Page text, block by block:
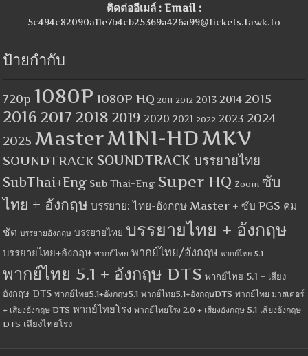
ติดต่ออีเมล์ : Email :
5c494c82090a11e7b4cb25369a426a99@tickets.tawk.to
ป้ายกำกับ
720p 1080P 1080P HQ 2011 2012 2013 2014 2015
2016 2017 2018 2019 2020 2021 2022 2023 2024
2025 MasterMINI-HDMKV
SOUNDTRACK SOUNDTRACK บรรยายไทย
SubThai+Eng Sub Thai+Eng Super HQ Zoom ซับ
ไทย + อังกฤษ บรรยาย: ไทย-อังกฤษ Master + ซับ PGS คม
ชัด บรรยายอังกฤษ บรรยายไทย บรรยายไทย + อังกฤษ
บรรยายไทย+อังกฤษ พากย์ไทย พากย์ไทย/อังกฤษ พากย์ไทย 5.1
พากย์ไทย 5.1 + อังกฤษ DTS พากย์ไทย 5.1 + เสียง
อังกฤษ DTS พากย์ไทย5.1+อังกฤษ5.1 พากย์ไทย5.1+อังกฤษDTS พากย์ไทย มาสเตอร์
+ เสียงอังกฤษ DTS พากย์ไทยโรง พากย์ไทยโรง 2.0 + เสียงอังกฤษ 5.1 เสียงอังกฤษ
DTS เสียงไทยโรง